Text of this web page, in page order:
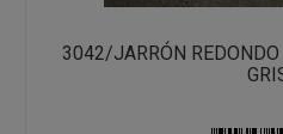
3042/JARRÓN